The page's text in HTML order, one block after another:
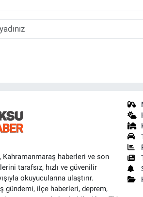
Kahramanmaraş haberleri ve son
tarafsız, hızlı ve güvenilir
okuyucularına ulaştırır.
gündemi, ilçe haberleri, deprem,